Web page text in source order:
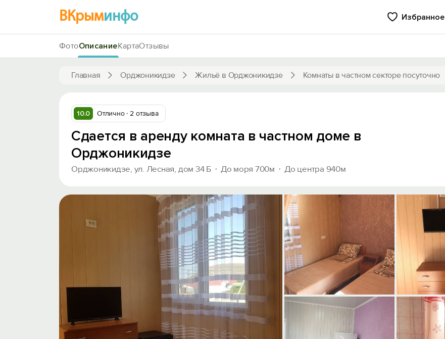
ВКрыминфо Избранное
Главная Орджоникидзе Жильё в Орджоникидзе Комнаты в частном секторе посуточно
ФотоОписаниеКартаОтзывы
10.0 Отлично 2 отзыва
Сдается в аренду комната в частном доме в
Орджоникидзе
Орджоникидзе, ул. Лесная, дом 34 Б До моря 700м До центра 940м